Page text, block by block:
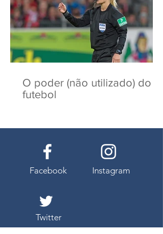
O poder (não utilizado) do
futebol
Facebook
Twitter
Instagram